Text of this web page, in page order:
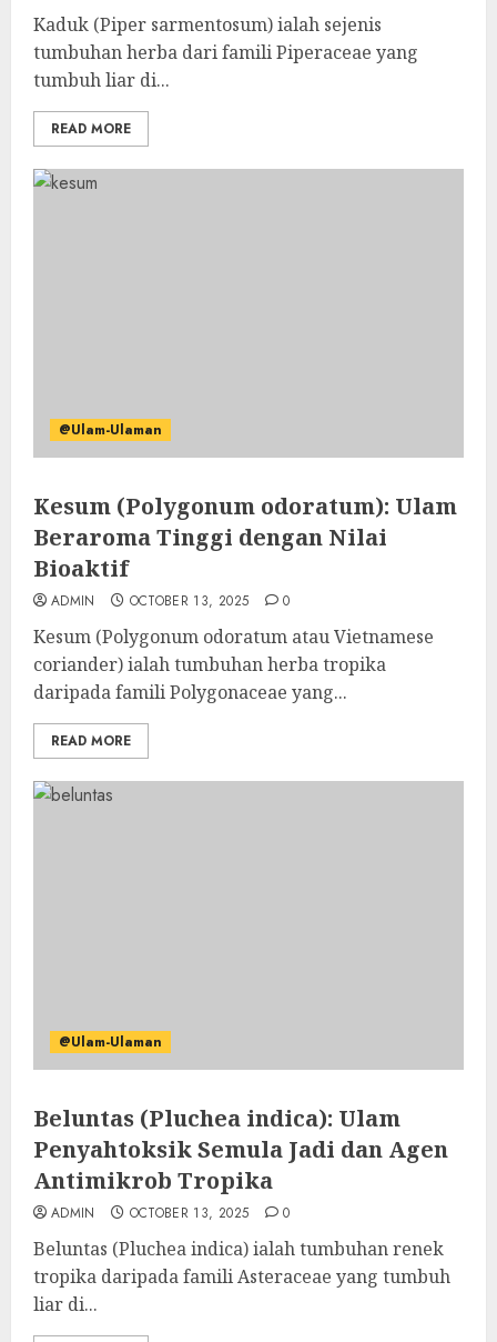
Kaduk (Piper sarmentosum) ialah sejenis
tumbuhan herba dari famili Piperaceae yang
tumbuh liar di...
READ MORE
@Ulam-Ulaman
Kesum (Polygonum odoratum): Ulam
Beraroma Tinggi dengan Nilai
Bioaktif
ADMIN OCTOBER 13, 2025 0
Kesum (Polygonum odoratum atau Vietnamese
coriander) ialah tumbuhan herba tropika
daripada famili Polygonaceae yang...
READ MORE
@Ulam-Ulaman
Beluntas (Pluchea indica): Ulam
Penyahtoksik Semula Jadi dan Agen
Antimikrob Tropika
ADMIN OCTOBER 13, 2025 0
Beluntas (Pluchea indica) ialah tumbuhan renek
tropika daripada famili Asteraceae yang tumbuh
liar di...